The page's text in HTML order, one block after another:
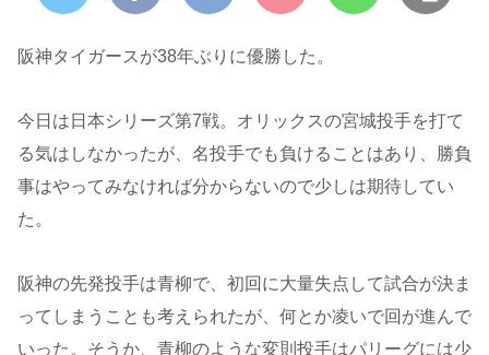
阪神タイガースが38年ぶりに優勝した。
今日は日本シリーズ第7戦。オリックスの宮城投手を打て
る気はしなかったが、名投手でも負けることはあり、勝負
事はやってみなければ分からないので少しは期待してい
た。
阪神の先発投手は青柳で、初回に大量失点して試合が決ま
ってしまうことも考えられたが、何とか凌いで回が進んで
いった。そうか、青柳のような変則投手はパリーグには少